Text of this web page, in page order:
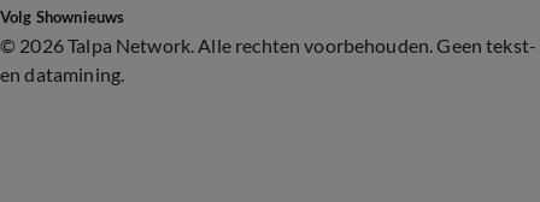
Volg Shownieuws
© 2026 Talpa Network. Alle rechten voorbehouden. Geen tekst-
en datamining.